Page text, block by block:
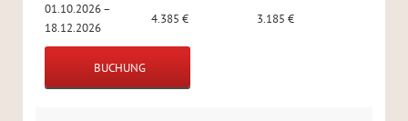
01.10.2026 –
18.12.2026
4.385 € 3.185 €
BUCHUNG